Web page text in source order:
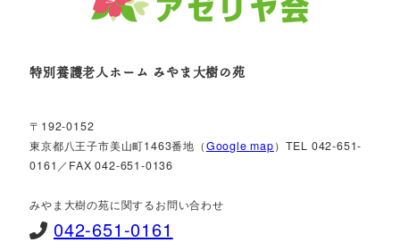
特別養護老人ホーム みやま大樹の苑
〒192-0152
東京都八王子市美山町1463番地（Google map）TEL 042-651-
0161／FAX 042-651-0136
みやま大樹の苑に関するお問い合わせ
042-651-0161